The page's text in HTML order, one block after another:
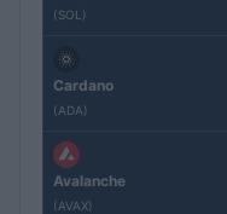
(SOL)
Cardano
(ADA)
Avalanche
(AVAX)